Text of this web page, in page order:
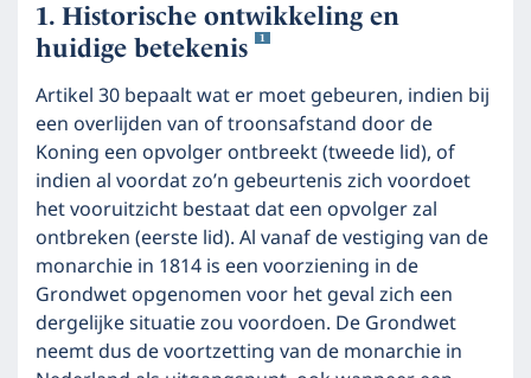
Historische ontwikkeling en
huidige betekenis
1
Artikel 30 bepaalt wat er moet gebeuren, indien bij
een overlijden van of troonsafstand door de
Koning een opvolger ontbreekt (tweede lid), of
indien al voordat zo’n gebeurtenis zich voordoet
het vooruitzicht bestaat dat een opvolger zal
ontbreken (eerste lid). Al vanaf de vestiging van de
monarchie in 1814 is een voorziening in de
Grondwet opgenomen voor het geval zich een
dergelijke situatie zou voordoen. De Grondwet
neemt dus de voortzetting van de monarchie in